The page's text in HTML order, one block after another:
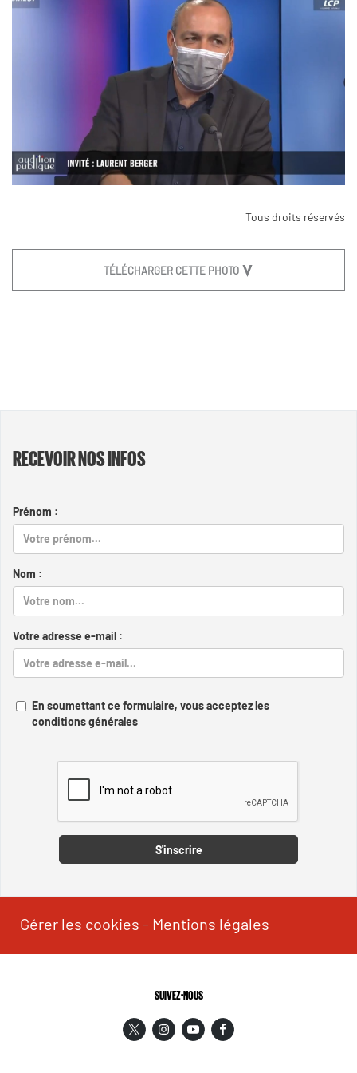
Tous droits réservés
TÉLÉCHARGER CETTE PHOTO
RECEVOIR NOS INFOS
Prénom :
Nom :
Votre adresse e-mail :
En soumettant ce formulaire, vous acceptez les
conditions générales
S'inscrire
Gérer les cookies - Mentions légales
SUIVEZ-NOUS